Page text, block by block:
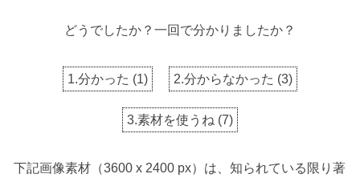
どうでしたか？一回で分かりましたか？
1.分かった (1) 2.分からなかった (3)
3.素材を使うね (7)
下記画像素材（3600 x 2400 px）は、知られている限り著